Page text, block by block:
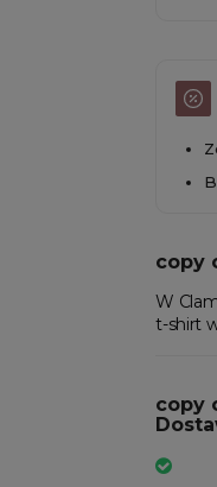
copy
W
t-shirt
copy